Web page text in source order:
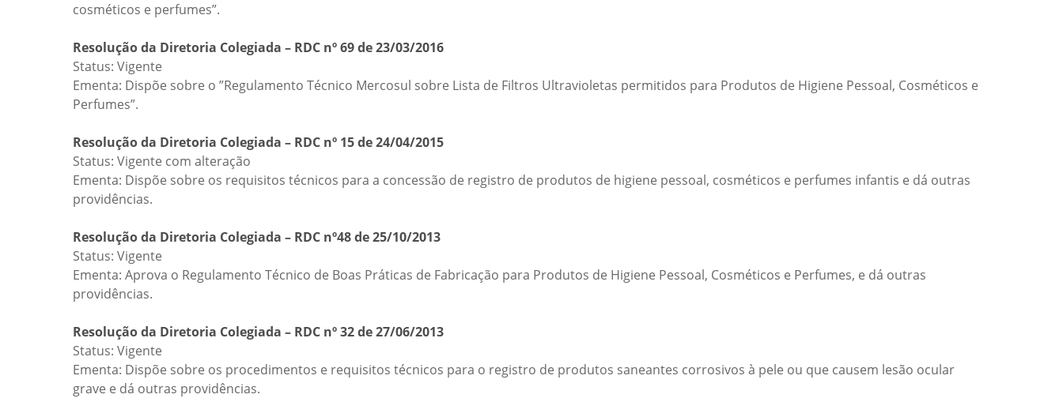
cosméticos e perfumes”.
Resolução da Diretoria Colegiada – RDC nº 69 de 23/03/2016
Status: Vigente
Ementa: Dispõe sobre o ”Regulamento Técnico Mercosul sobre Lista de Filtros Ultravioletas permitidos para Produtos de Higiene Pessoal, Cosméticos e
Perfumes”.
Resolução da Diretoria Colegiada – RDC nº 15 de 24/04/2015
Status: Vigente com alteração
Ementa: Dispõe sobre os requisitos técnicos para a concessão de registro de produtos de higiene pessoal, cosméticos e perfumes infantis e dá outras
providências.
Resolução da Diretoria Colegiada – RDC nº48 de 25/10/2013
Status: Vigente
Ementa: Aprova o Regulamento Técnico de Boas Práticas de Fabricação para Produtos de Higiene Pessoal, Cosméticos e Perfumes, e dá outras
providências.
Resolução da Diretoria Colegiada – RDC nº 32 de 27/06/2013
Status: Vigente
Ementa: Dispõe sobre os procedimentos e requisitos técnicos para o registro de produtos saneantes corrosivos à pele ou que causem lesão ocular
grave e dá outras providências.